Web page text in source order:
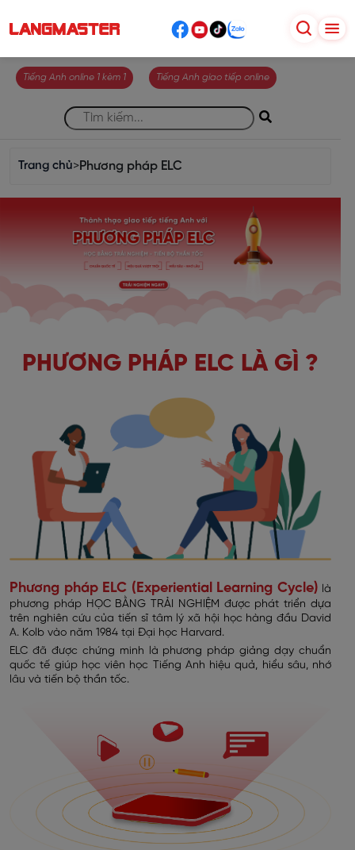
Tiếng Anh online 1 kèm 1 Tiếng Anh giao tiếp online
Trang chủ>Phương pháp ELC
PHƯƠNG PHÁP ELC LÀ GÌ ?
Phương pháp ELC (Experiential Learning Cycle) là
phương pháp HỌC BẰNG TRẢI NGHIỆM được phát triển dựa
trên nghiên cứu của tiến sĩ tâm lý xã hội học hàng đầu David
A. Kolb vào năm 1984 tại Đại học Harvard.
ELC đã được chứng minh là phương pháp giảng dạy chuẩn
quốc tế giúp học viên học Tiếng Anh hiệu quả, hiểu sâu, nhớ
lâu và tiến bộ thần tốc.